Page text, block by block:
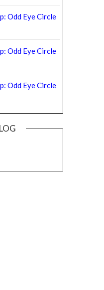
Odd Eye Circle
Odd Eye Circle
Odd Eye Circle